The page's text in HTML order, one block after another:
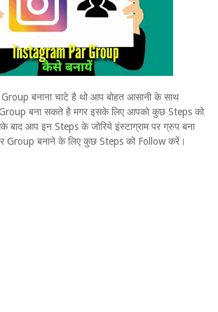
बनाना चाटे है थो आप बोहत आसानी के साथ
बना सकते है मगर इसके लिए आपको कुछ Steps को
बाद आप इन Steps के जोरिये इंस्टाग्राम पर ग्रुप बना
Group बनाने के लिए कुछ Steps को Follow करें।